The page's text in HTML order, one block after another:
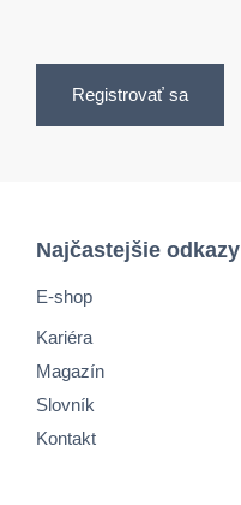
Registrovať sa
Najčastejšie odkazy
E-shop
Kariéra
Magazín
Slovník
Kontakt